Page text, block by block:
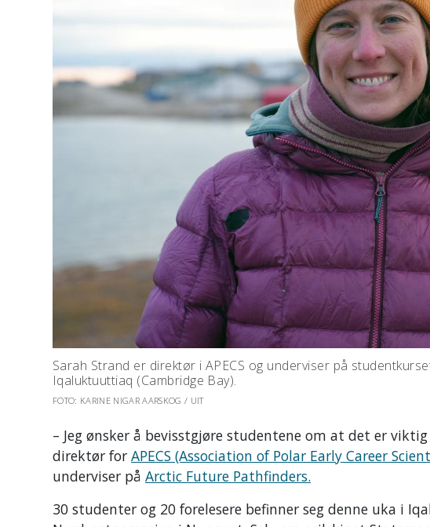
Sarah Strand er direktør i APECS og underviser på
Iqaluktuuttiaq (Cambridge Bay).
FOTO: KARINE NIGAR AARSKOG / UIT
– Jeg ønsker å bevisstgjøre studentene om at det er
direktør for APECS (Association of Polar Early Career
underviser på Arctic Future Pathfinders.
30 studenter og 20 forelesere befinner seg denne uka i